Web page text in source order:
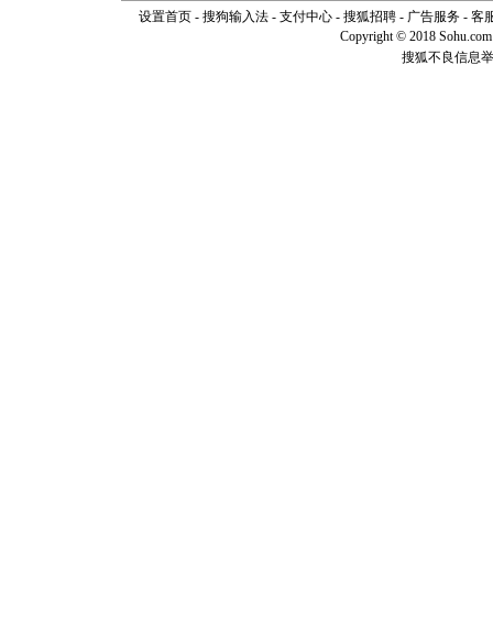
离。水晶
[元旦]
当
卖了。水
设置首页- 搜狗输入法- 支付中心- 搜狐招聘- 广告服务- 客
Copyright © 2018
搜狐不良信息